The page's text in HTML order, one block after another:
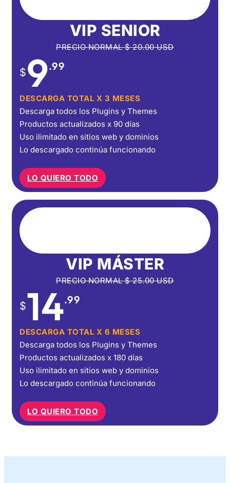
VIP SENIOR
PRECIO NORMAL$20.00USD
$9.99
DESCARGA TOTAL X 3 MESES
Descarga todos los Plugins y Themes
Productos actualizados x 90 días
Uso ilimitado en sitios web y dominios
Lo descargado continúa funcionando
LO QUIERO TODO
VIP MÁSTER
PRECIO NORMAL$25.00USD
$14.99
DESCARGA TOTAL X 6 MESES
Descarga todos los Plugins y Themes
Productos actualizados x 180 días
Uso ilimitado en sitios web y dominios
Lo descargado continúa funcionando
LO QUIERO TODO